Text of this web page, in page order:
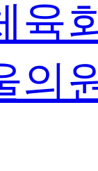
육
의